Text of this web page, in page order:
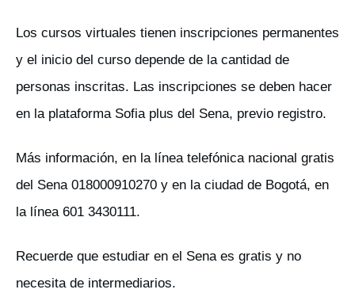
Los cursos virtuales tienen inscripciones permanentes
y el inicio del curso depende de la cantidad de
personas inscritas. Las inscripciones se deben hacer
en la plataforma Sofia plus del Sena, previo registro.
Más información, en la línea telefónica nacional gratis
del Sena 018000910270 y en la ciudad de Bogotá, en
la línea 601 3430111.
Recuerde que estudiar en el Sena es gratis y no
necesita de intermediarios.